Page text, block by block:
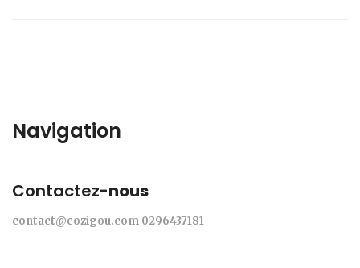
Navigation
Contactez-nous
contact@cozigou.com 0296437181